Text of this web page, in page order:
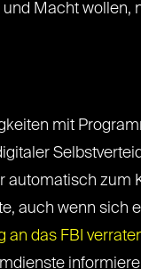
Macht wollen,
mit
zum
auch wenn sich
an das FBI